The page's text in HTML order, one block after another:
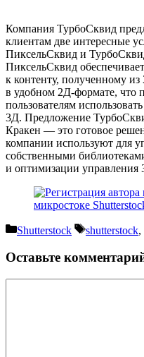
Компания ТурбоСквид
клиентам две интересные
ПиксельСквид и
ПиксельСквид
к контенту, полученному
в удобном 2Д-формате, что
пользователям
3Д. Предложение
Кракен — это готовое
компании используют для
собственными
и оптимизации управления
Рубрики
Shutterstock Метки
shutterstock,
Оставьте